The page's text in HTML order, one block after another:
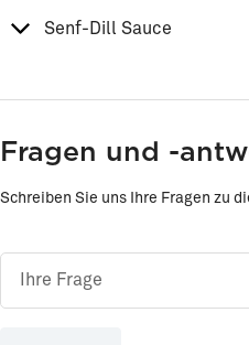
Senf-Dill Sauce
Fragen und -
Schreiben Sie uns Ihre Fragen zu